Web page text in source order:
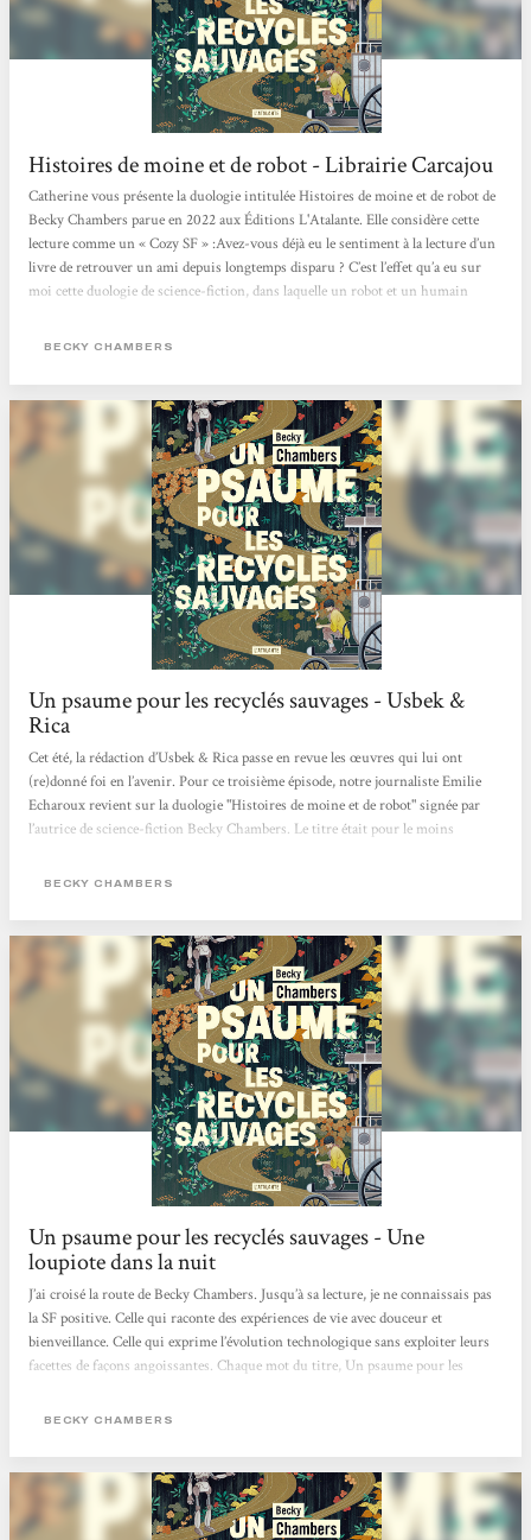
Histoires de moine et de robot - Librairie Carcajou
Catherine vous présente la duologie intitulée Histoires de moine et de robot de
Becky Chambers parue en 2022 aux Éditions L'Atalante. Elle considère cette
lecture comme un « Cozy SF » :Avez-vous déjà eu le sentiment à la lecture d’un
livre de retrouver un ami depuis longtemps disparu ? C’est l’effet qu’a eu sur
moi cette duologie de science-fiction, dans laquelle un robot et un humain
amitié poignante nait et s’approfondie, alors que se dévoile la beauté de l’univers
BECKY CHAMBERS
Un psaume pour les recyclés sauvages - Usbek &
Rica
Cet été, la rédaction d’Usbek & Rica passe en revue les œuvres qui lui ont
(re)donné foi en l’avenir. Pour ce troisième épisode, notre journaliste Emilie
Echaroux revient sur la duologie "Histoires de moine et de robot" signée par
l’autrice de science-fiction Becky Chambers. Le titre était pour le moins
bouquins en attente d’être feuilletés, Un psaume pour les recyclés sauvages
rédaction...
BECKY CHAMBERS
Un psaume pour les recyclés sauvages - Une
loupiote dans la nuit
J’ai croisé la route de Becky Chambers. Jusqu’à sa lecture, je ne connaissais pas
la SF positive. Celle qui raconte des expériences de vie avec douceur et
bienveillance. Celle qui exprime l’évolution technologique sans exploiter leurs
facettes de façons angoissantes. Chaque mot du titre, Un psaume pour les
pleine de réflexions. J’ai abordé ce recueil de préceptes sages pas à pas, un
m’imprégner d’eux pour garder ce qui me serait...
BECKY CHAMBERS